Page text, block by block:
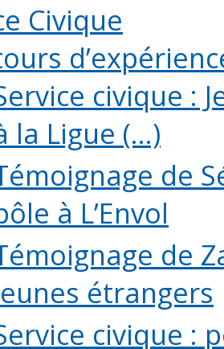
Civique
civique :
la Ligue (...)
de
à L’Envol
de
étrangers
civique :